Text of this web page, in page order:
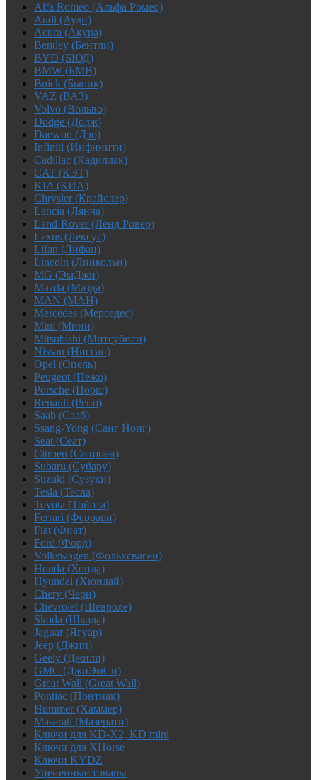
Alfa Romeo (Альфа Ромео)
Audi (Ауди)
Acura (Акура)
Bentley (Бентли)
BYD (БЮД)
BMW (БМВ)
Buick (Бьюик)
VAZ (ВАЗ)
Volvo (Вольво)
Dodge (Додж)
Daewoo (Дэо)
Infiniti (Инфинити)
Cadillac (Кадиллак)
CAT (КЭТ)
KIA (КИА)
Chrysler (Крайслер)
Lancia (Лянча)
Land-Rover (Ленд Ровер)
Lexus (Лексус)
Lifan (Лифан)
Lincoln (Линкольн)
MG (ЭмДжи)
Mazda (Мазда)
MAN (МАН)
Mercedes (Мерседес)
Mini (Мини)
Mitsubishi (Митсубиси)
Nissan (Ниссан)
Opel (Опель)
Peugeot (Пежо)
Porsche (Порш)
Renault (Рено)
Saab (Сааб)
Ssang-Yong (Санг Йонг)
Seat (Сеат)
Citroen (Ситроен)
Subaru (Субару)
Suzuki (Сузуки)
Tesla (Тесла)
Toyota (Тойота)
Ferrari (Феррари)
Fiat (Фиат)
Ford (Форд)
Volkswagen (Фольксваген)
Honda (Хонда)
Hyundai (Хюндай)
Chery (Чери)
Chevrolet (Шевроле)
Skoda (Шкода)
Jaguar (Ягуар)
Jeep (Джип)
Geely (Джили)
GMC (ДжиЭмСи)
Great Wall (Great Wall)
Pontiac (Понтиак)
Hummer (Хаммер)
Maserati (Мазерати)
Ключи для KD-X2, KD mini
Ключи для XHorse
Ключи KYDZ
Уцененные товары